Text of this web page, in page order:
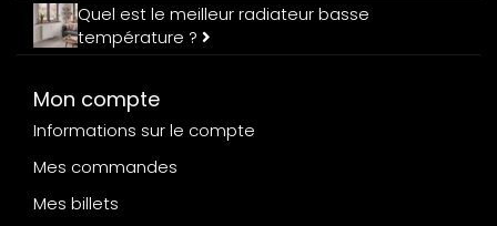
Quel est le meilleur radiateur basse
température ?
Mon compte
Informations sur le compte
Mes commandes
Mes billets